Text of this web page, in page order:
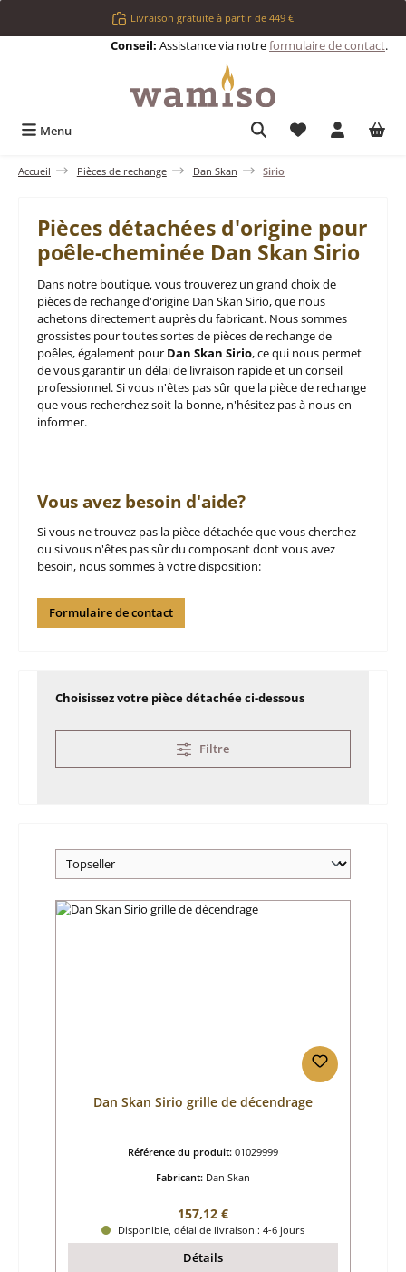
Passer au contenu principalLivraison gratuite à partir de 449 €
Conseil: Assistance via notreformulaire de contact.
Menu Vous avez 0
Accueil Pièces de rechange Dan Skan Sirio
Pièces détachées d'origine pour
poêle-cheminée Dan Skan Sirio
Dans notre boutique, vous trouverez un grand choix de
pièces de rechange d'origine Dan Skan Sirio, que nous
achetons directement auprès du fabricant. Nous sommes
grossistes pour toutes sortes de pièces de rechange de
poêles, également pour Dan Skan Sirio, ce qui nous permet
de vous garantir un délai de livraison rapide et un conseil
professionnel. Si vous n'êtes pas sûr que la pièce de rechange
que vous recherchez soit la bonne, n'hésitez pas à nous en
informer.
Vous avez besoin d'aide?
Si vous ne trouvez pas la pièce détachée que vous cherchez
ou si vous n'êtes pas sûr du composant dont vous avez
besoin, nous sommes à votre disposition:
Formulaire de contact
Choisissez votre pièce détachée ci-dessous
Filtre
Dan Skan Sirio grille de décendrage
Référence du produit: 01029999
Fabricant: Dan Skan
Prix régulier :
157,12 €
Disponible, délai de livraison : 4-6 jours
Détails